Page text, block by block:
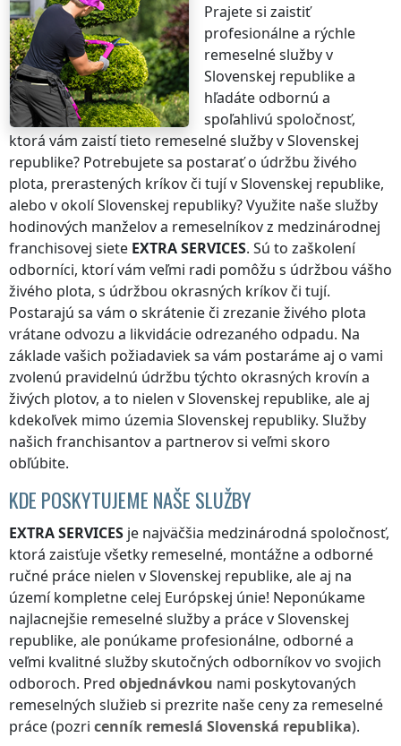
Prajete si zaistiť
profesionálne a rýchle
remeselné službyv
Slovenskej republikea
hľadáte odbornú a
spoľahlivú spoločnosť,
ktorá vám zaistí tieto remeselné službyv Slovenskej
republike? Potrebujete sa postarať o údržbu živého
plota, prerastených kríkov či tujív Slovenskej republike,
alebo v okolíSlovenskej republiky? Využite naše služby
hodinových manželov a remeselníkov z medzinárodnej
franchisovej siete EXTRA SERVICES. Sú to zaškolení
odborníci, ktorí vám veľmi radi pomôžu s údržbou vášho
živého plota, s údržbou okrasných kríkov či tují.
Postarajú sa vám o skrátenie či zrezanie živého plota
vrátane odvozu a likvidácie odrezaného odpadu. Na
základe vašich požiadaviek sa vám postaráme aj o vami
zvolenú pravidelnú údržbu týchto okrasných krovín a
živých plotov, a to nielen v Slovenskej republike, ale aj
kdekoľvek mimo územia Slovenskej republiky. Služby
našich franchisantov a partnerov si veľmi skoro
obľúbite.
KDE POSKYTUJEME NAŠE SLUŽBY
EXTRA SERVICES je najväčšia medzinárodná spoločnosť,
ktorá zaisťuje všetky remeselné, montážne a odborné
ručné práce nielen v Slovenskej republike, ale aj na
území kompletne celej Európskej únie! Neponúkame
najlacnejšie remeselné služby a prácev Slovenskej
republike, ale ponúkame profesionálne, odborné a
veľmi kvalitné služby skutočných odborníkov vo svojich
odboroch. Pred objednávkou nami poskytovaných
remeselných služieb si prezrite naše ceny za remeselné
práce (pozri cenník remeslá Slovenská republika).